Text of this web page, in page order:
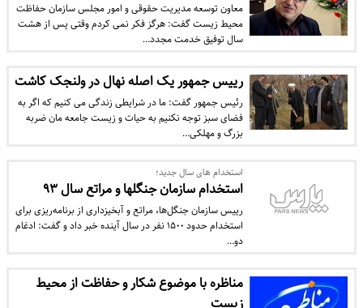
معاون توسعه مدیریت حقوقی و امور مجلس سازمان حفاظت
محیط زیست گفت: هرگز فکر نمی کردم وقتی پس از هشت
سال توفیق خدمت مجدد…
رییس جمهور یک اصله نهال در ولنجک کاشت
رئیس جمهور گفت: ما در شرایطی زندگی می کنیم که اگر به
فضای سبز توجه نکنیم به حیات و زیست جامعه مان ضربه
بزرگ و مهلکی…
استخدام های سال جدید؛
استخدام سازمان جنگلها و مراتع سال ۹۳
رییس سازمان جنگل‌ها، مراتع و آبخیزداری از برنامه‌ریزی برای
استخدام حدود ۱۵۰۰ نفر در سال آینده خبر داد و گفت: ادغام
دو…
مناظره با موضوع شکار و حفاظت از محیط
زیست